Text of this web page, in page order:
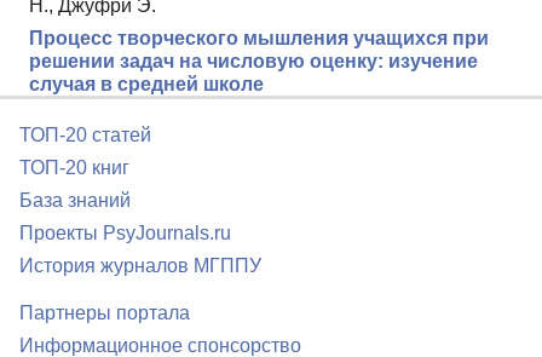
Н., Джуфри Э.
Процесс творческого мышления учащихся при
решении задач на числовую оценку: изучение
случая в средней школе
ТОП-20 статей
ТОП-20 книг
База знаний
Проекты PsyJournals.ru
История журналов МГППУ
Партнеры портала
Информационное спонсорство